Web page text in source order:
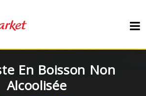
En Boisson Non
Alcoolisée